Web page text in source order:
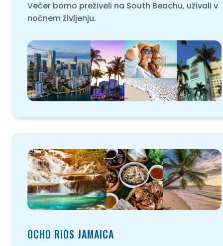
Večer bomo preživeli na South Beachu, uživali v
nočnem življenju.
OCHO RIOS JAMAICA